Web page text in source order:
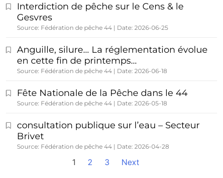
Interdiction de pêche sur le Cens & le
Gesvres
Source: Fédération de pêche 44 Date: 2026-06-25
Anguille, silure… La réglementation évolue
en cette fin de printemps…
Source: Fédération de pêche 44 Date: 2026-06-18
Fête Nationale de la Pêche dans le 44
Source: Fédération de pêche 44 Date: 2026-05-18
consultation publique sur l’eau – Secteur
Brivet
Source: Fédération de pêche 44 Date: 2026-04-28
1 2 3 Next